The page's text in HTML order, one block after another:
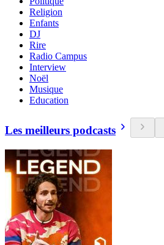
Religion
Enfants
DJ
Rire
Radio Campus
Interview
Noël
Musique
Education
Les meilleurs podcasts